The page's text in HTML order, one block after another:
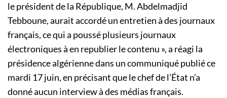
le président de la République, M. Abdelmadjid
Tebboune, aurait accordé un entretien à des journaux
français, ce qui a poussé plusieurs journaux
électroniques à en republier le contenu », a réagi la
présidence algérienne dans un communiqué publié ce
mardi 17 juin, en précisant que le chef de l’État n’a
donné aucun interview à des médias français.